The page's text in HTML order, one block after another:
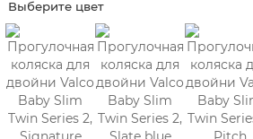
Выберите цвет